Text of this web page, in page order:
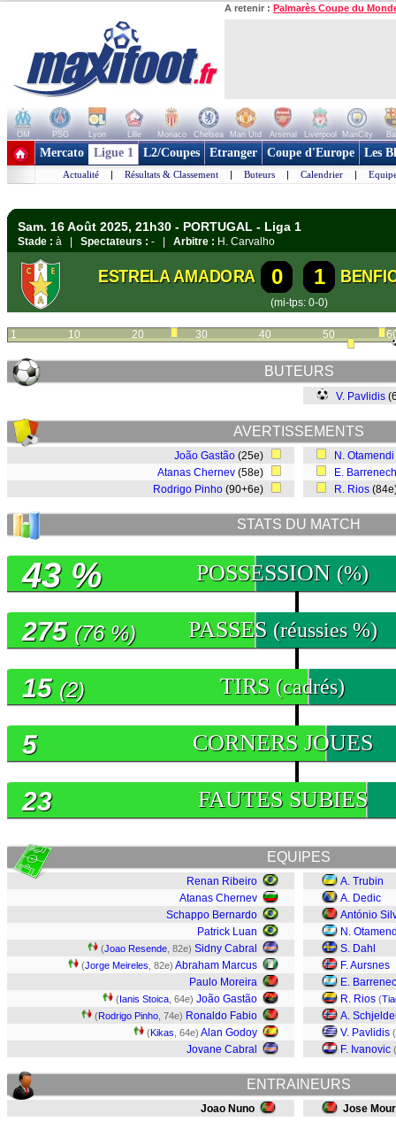
A retenir : Palmarès Coupe du
OM PSG Lyon Lille Monaco Chelsea Man Utd Arsenal Liverpool ManCity
+ de clubs
Mercato Ligue 1 L2/Coupes Etranger Coupe d'Europe Les
Actualité | Résultats & Classement | Buteurs | Calendrier |
Sam. 16 Août 2025, 21h30 - PORTUGAL - Liga 1
Stade : à | Spectateurs : - | Arbitre : H. Carvalho
ESTRELA AMADORA 0 1
(mi-tps: 0-0)
1 10 20 30 40 50
BUTEURS
V. Pavlidis
AVERTISSEMENTS
João Gastão (25e)
Atanas Chernev (58e)
Rodrigo Pinho (90+6e)
N. Otamendi
E.
R. Rios
STATS DU MATCH
POSSESSION (%)
43 %
PASSES (réussies %)
275 (76 %)
TIRS (cadrés)
15 (2)
CORNERS JOUES
5
FAUTES SUBIES
23
EQUIPES
Renan Ribeiro
Atanas Chernev
Schappo Bernardo
Patrick Luan
(Joao Resende , 82e) Sidny Cabral
(Jorge Meireles , 82e) Abraham Marcus
Paulo Moreira
(Ianis Stoica , 64e) João Gastão
(Rodrigo Pinho , 74e) Ronaldo Fabio
(Kikas , 64e) Alan Godoy
Jovane Cabral
A. Trubin
A. Dedic
António
N.
S. Dahl
F. Aursnes
E.
R. Rios (
A.
V. Pavlidis (
F. Ivanovic (
ENTRAINEURS
Joao Nuno Jose